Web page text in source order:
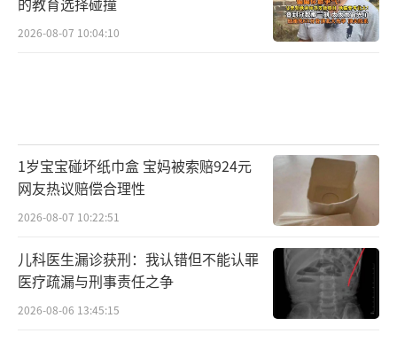
2026-08-07 10:04:10
1岁宝宝碰坏纸巾盒 宝妈被索赔924元
网友热议赔偿合理性
2026-08-07 10:22:51
儿科医生漏诊获刑：我认错但不能认罪
医疗疏漏与刑事责任之争
2026-08-06 13:45:15